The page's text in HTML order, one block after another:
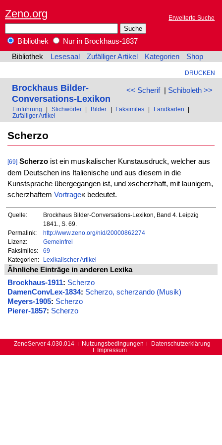
Zeno.org Erweiterte Suche
Bibliothek
Nur in Brockhaus-1837
Bibliothek
Lesesaal Zufälliger Artikel Kategorien Shop
DRUCKEN
<< Scherif| Schiboleth >>
Brockhaus Bilder-
Conversations-Lexikon
Einführung Stichwörter Bilder Faksimiles Landkarten
Zufälliger Artikel
Scherzo
[69] Scherzoist ein musikalischer Kunstausdruck, welcher aus
dem Deutschen ins Italienische und aus diesem in die
Kunstsprache übergegangen ist, und »scherzhaft, mit launigem,
scherzhaftem Vortrage« bedeutet.
Quelle:
Brockhaus Bilder-Conversations-Lexikon, Band 4. Leipzig
1841., S. 69.
Permalink:
http://www.zeno.org/nid/20000862274
Lizenz:
Gemeinfrei
Faksimiles:
69
Kategorien:
Lexikalischer Artikel
Ähnliche Einträge in anderen Lexika
Brockhaus-1911: Scherzo
DamenConvLex-1834: Scherzo, scherzando (Musik)
Meyers-1905: Scherzo
Pierer-1857: Scherzo
ZenoServer 4.030.014 Nutzungsbedingungen
Datenschutzerklärung
Impressum